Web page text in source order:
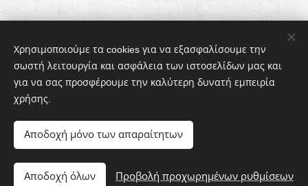
Χρησιμοποιούμε τα cookies για να εξασφαλίσουμε την
σωστή λειτουργία και ασφάλεια των ιστοσελίδων μας και
για να σας προσφέρουμε την καλύτερη δυνατή εμπειρία
χρήσης.
Αποδοχή μόνο των απαραίτητων
Αποδοχή όλων Προβολή προχωρημένων ρυθμίσεων